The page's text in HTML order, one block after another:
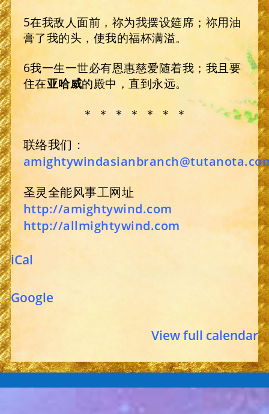
5在我敌人面前，祢为我摆设筵席；祢用油
膏了我的头，使我的福杯满溢。
6我一生一世必有恩惠慈爱随着我；我且要
住在亚哈威的殿中，直到永远。
＊ ＊ ＊ ＊ ＊ ＊ ＊
联络我们：
圣灵全能风事工网址
http://amightywind.com
http://allmightywind.com
iCal
Google
View full calendar